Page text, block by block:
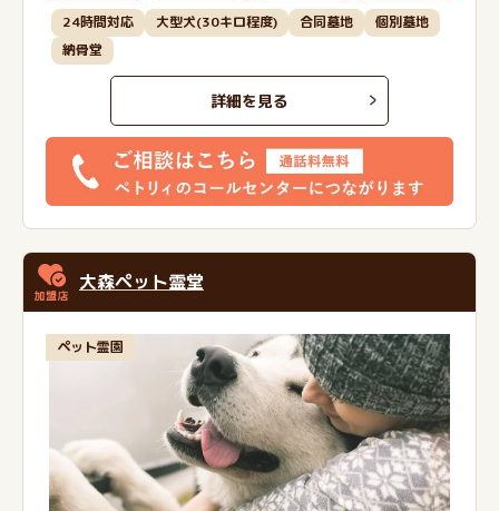
24時間対応 大型犬(30キロ程度) 合同墓地
個別墓地
納骨堂
詳細を見る
大森ペット霊堂
ペット霊園